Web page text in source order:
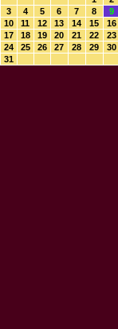
3
4 5 6 7 8
9
10
11 12 13 14 15
16
17
18 19 20 21 22
23
24
25 26 27 28 29
30
31